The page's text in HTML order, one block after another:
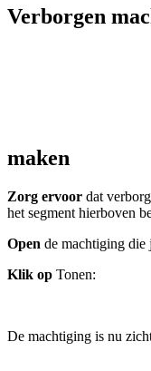
Verborgen
maken
Zorg ervoor dat
het segment hierboven
Open de machtiging
Klik op Tonen:
De machtiging is nu